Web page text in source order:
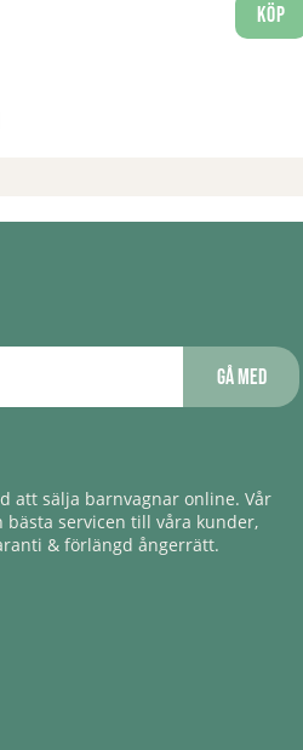
Köp
Gå med
att sälja barnvagnar online. Vår
servicen till våra kunder,
& förlängd ångerrätt.